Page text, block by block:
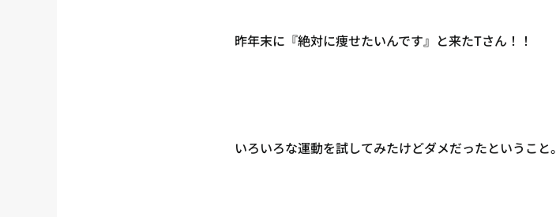
昨年末に『絶対に痩せたいんです』と来たTさん！！
いろいろな運動を試してみたけどダメだったということ。